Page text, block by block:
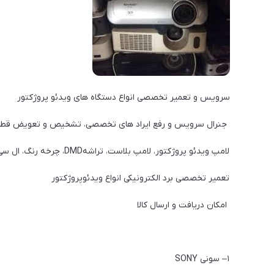
سرویس و تعمیر تخصصی انواع دستگاه های ویدئو پروژکتور
جنرال سرویس و رفع ایراد های تخصصی، تشخیص و تعویض
لامپ ویدئو پروژکتور، لامپ بلاست، تراشهDMD، چرخه رنگ، ال سی دی، منبع تغذیه، فن، MAIN BOARD
تعمیر تخصصی برد الکترونیکی انواع ویدئوپروژکتور
امکان دریافت و ارسال کالا